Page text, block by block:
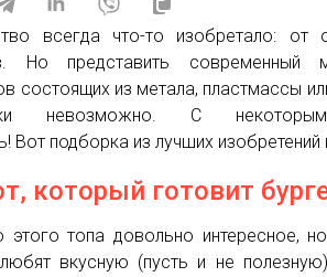
всегда что-то изобретало: от
Но представить современный
состоящих из метала, пластмассы
невозможно. С
Вот подборка из лучших изобретений
который готовит
этого топа довольно интересное,
вкусную (пусть и не